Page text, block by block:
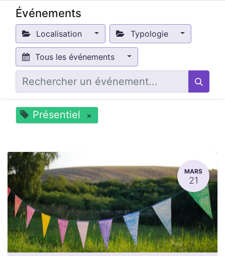
Événements
Localisation Typologie
Tous les événements
Présentiel ×
MARS
21